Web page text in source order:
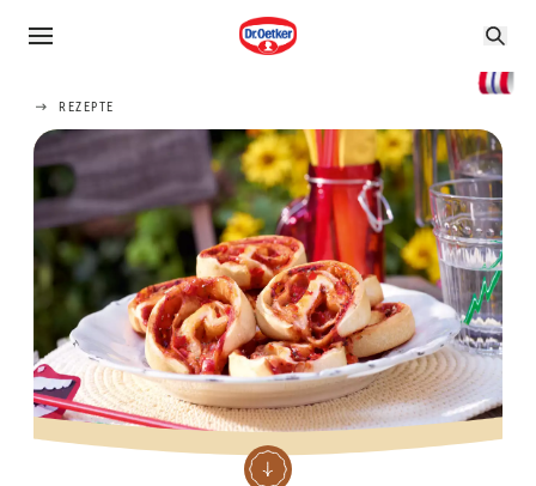
REZEPTE